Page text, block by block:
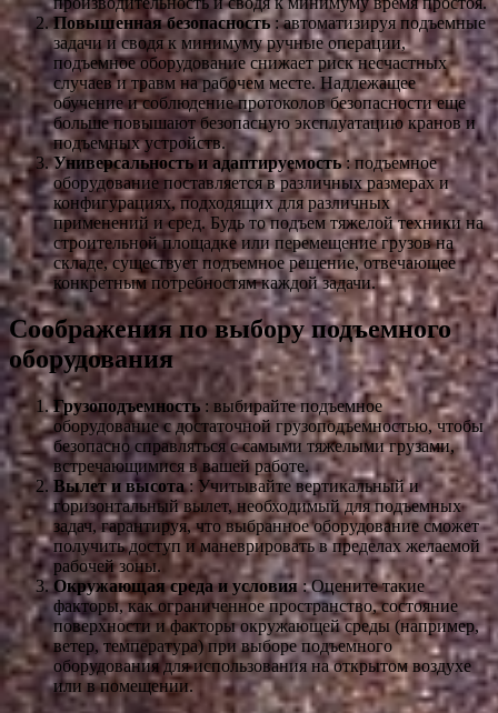
Повышенная безопасность: автоматизируя подъемные
задачи и сводя к минимуму ручные операции,
подъемное оборудование снижает риск несчастных
случаев и травм на рабочем месте. Надлежащее
обучение и соблюдение протоколов безопасности еще
больше повышают безопасную эксплуатацию кранов и
подъемных устройств.
Универсальность и адаптируемость: подъемное
оборудование поставляется в различных размерах и
конфигурациях, подходящих для различных
применений и сред. Будь то подъем тяжелой техники на
строительной площадке или перемещение грузов на
складе, существует подъемное решение, отвечающее
конкретным потребностям каждой задачи.
Соображения по выбору подъемного
оборудования
Грузоподъемность : выбирайте подъемное
оборудование с достаточной грузоподъемностью, чтобы
безопасно справляться с самыми тяжелыми грузами,
встречающимися в вашей работе.
Вылет и высота: Учитывайте вертикальный и
горизонтальный вылет, необходимый для подъемных
задач, гарантируя, что выбранное оборудование сможет
получить доступ и маневрировать в пределах желаемой
рабочей зоны.
Окружающая среда и условия: Оцените такие
факторы, как ограниченное пространство, состояние
поверхности и факторы окружающей среды (например,
ветер, температура) при выборе подъемного
оборудования для использования на открытом воздухе
или в помещении.